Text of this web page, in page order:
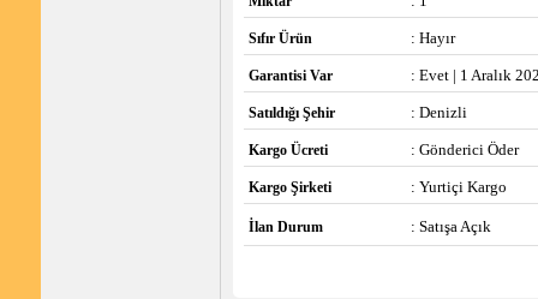
Sıfır Ürün : Hayır
Garantisi Var : Evet | 1 Aralık
Satıldığı Şehir : Denizli
Kargo Ücreti : Gönderici Öder
Kargo Şirketi : Yurtiçi Kargo
İlan Durum : Satışa Açık